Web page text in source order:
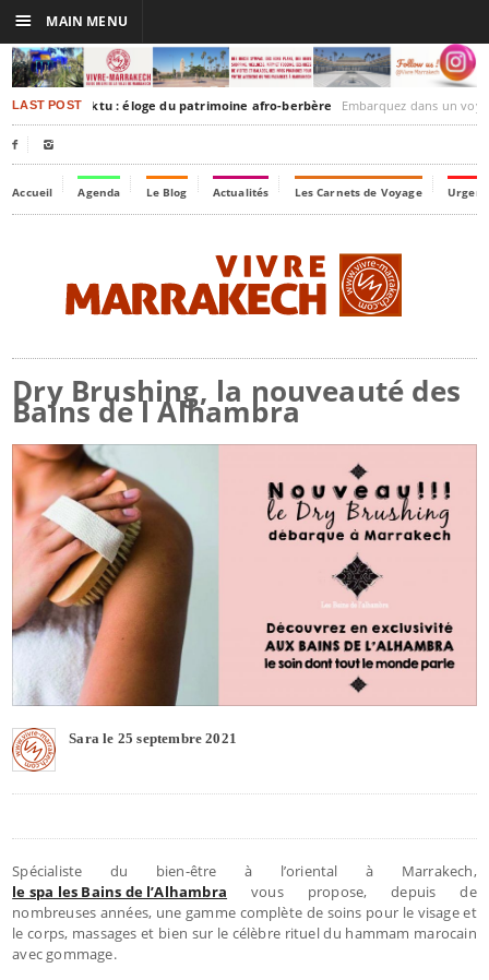
LAST POSTTimbuktu : éloge du patrimoine afro-berbère Embarquez dans un voyage culturel dans le
 
Accueil Agenda Le Blog Actualités Les Carnets de Voyage
Dry Brushing, la nouveauté des
Bains de l Alhambra
Sara le 25 septembre 2021
Spécialiste du bien-être à l’oriental à Marrakech,
le spa les Bains de l’Alhambra vous propose, depuis de
nombreuses années, une gamme complète de soins pour le visage et
le corps, massages et bien sur le célèbre rituel du hammam marocain
avec gommage.
☰ MAIN MENU